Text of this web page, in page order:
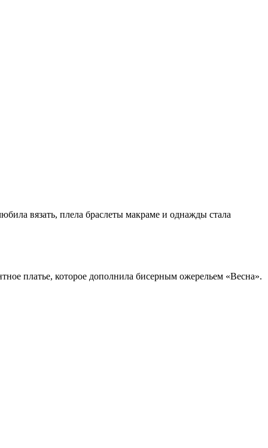
вязать, плела браслеты макраме и однажды стала
платье, которое дополнила бисерным ожерельем «Весна».